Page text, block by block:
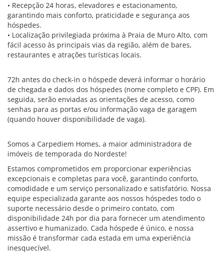
• Recepção 24 horas, elevadores e estacionamento,
garantindo mais conforto, praticidade e segurança aos
hóspedes.
• Localização privilegiada próxima à Praia de Muro Alto, com
fácil acesso às principais vias da região, além de bares,
restaurantes e atrações turísticas locais.
72h antes do check-in o hóspede deverá informar o horário
de chegada e dados dos hóspedes (nome completo e CPF). Em
seguida, serão enviadas as orientações de acesso, como
senhas para as portas e/ou informação vaga de garagem
(quando houver disponibilidade de vaga).
Somos a Carpediem Homes, a maior administradora de
imóveis de temporada do Nordeste!
Estamos comprometidos em proporcionar experiências
excepcionais e completas para você, garantindo conforto,
comodidade e um serviço personalizado e satisfatório. Nossa
equipe especializada garante aos nossos hóspedes todo o
suporte necessário desde o primeiro contato, com
disponibilidade 24h por dia para fornecer um atendimento
assertivo e humanizado. Cada hóspede é único, e nossa
missão é transformar cada estada em uma experiência
inesquecível.